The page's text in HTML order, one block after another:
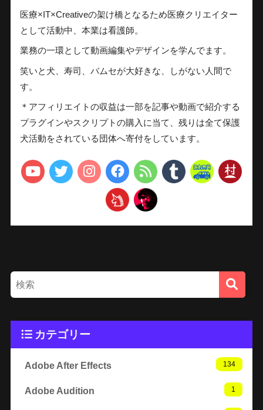
医療×IT×Creativeの架け橋となるため医療クリエイター
として活動中、本業は看護師。
業務の一環として動画編集やデザインを学んでます。
笑いと犬、寿司、バムセが大好きな、しがない人間で
す。
＊アフィリエイトの収益は一部を記事や動画で紹介する
プラグインやスクリプトの購入に当て、残りは全て保護
犬活動をされている団体へ寄付をしています。
カテゴリー
Adobe After Effects 134
Adobe Audition 1